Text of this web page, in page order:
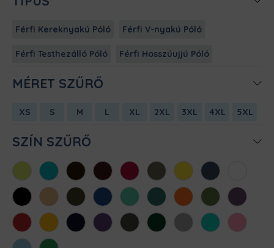
Férfi Kereknyakú Póló Férfi V-nyakú Póló
Férfi Testhezálló Póló Férfi Hosszúujjú Póló
MÉRET SZŰRŐ
XS S M L XL 2XL 3XL 4XL 5XL
SZÍN SZŰRŐ
AlmazöldAtollkékBarnaBordóChili Cink Citromsárga
Denim
FeketeHomokKhaki KirálykékMentaMéregzöld
NarancsOliva Padlizsán
Piros SárgaSötétkékSötétlilaSötétszürke
SötétzöldSportszürke
Türkiz
Világos
rózsaszín